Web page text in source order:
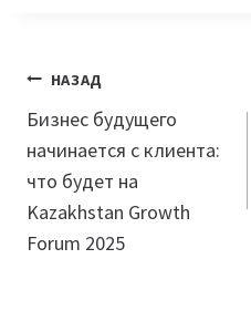
Навигация
по
записям
НАЗАД
Бизнес будущего
начинается с клиента:
что будет на
Kazakhstan Growth
Forum 2025